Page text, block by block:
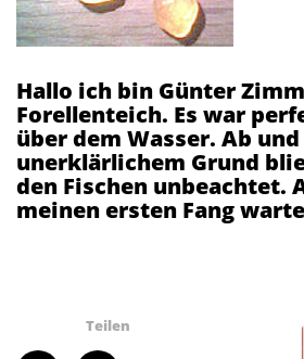
Hallo ich bin Günter
Forellenteich. Es war
über dem Wasser. Ab
unerklärlichem Grund
den Fischen unbeachtet.
meinen ersten Fang
Teilen